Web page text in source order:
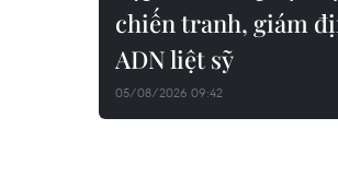
chiến tranh, giám
ADN liệt sỹ
05/08/2026 09:42